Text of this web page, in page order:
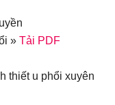
» Tải PDF
thiết u phổi xuyên